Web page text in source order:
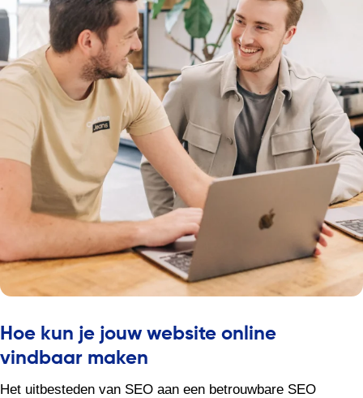
Hoe kun je jouw website online
vindbaar maken
Het uitbesteden van SEO aan een betrouwbare SEO